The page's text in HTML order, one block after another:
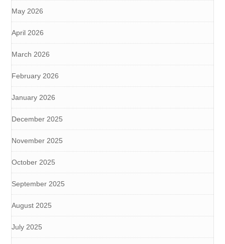
May 2026
April 2026
March 2026
February 2026
January 2026
December 2025
November 2025
October 2025
September 2025
August 2025
July 2025